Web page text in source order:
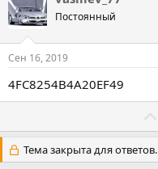
Постоянный
Сен 16, 2019
4FC8254B4A20EF49
Тема закрыта для ответов.